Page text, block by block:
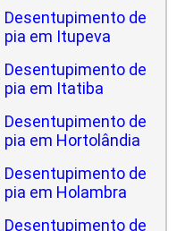
Desentupimento de
pia em Itupeva
Desentupimento de
pia em Itatiba
Desentupimento de
pia em Hortolândia
Desentupimento de
pia em Holambra
Desentupimento de